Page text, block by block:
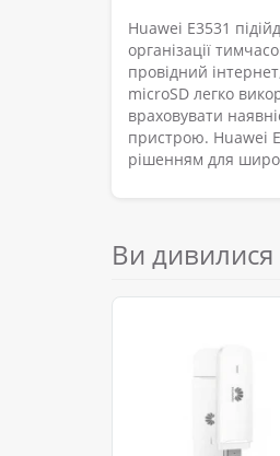
Huawei E3531
організації
провідний
microSD легко
враховувати
пристрою. Huawei
рішенням для
Ви дивилися